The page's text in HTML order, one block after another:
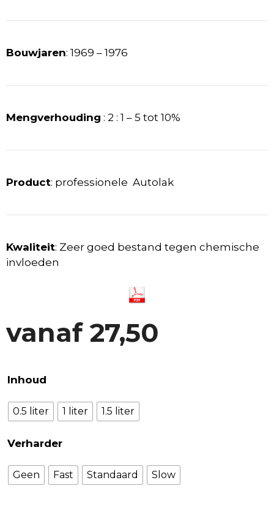
Bouwjaren: 1969 – 1976
Mengverhouding : 2 : 1 – 5 tot 10%
Product: professionele Autolak
Kwaliteit: Zeer goed bestand tegen chemische
invloeden
vanaf27,50
Inhoud
0.5 liter 1 liter 1.5 liter
Verharder
Geen Fast Standaard Slow